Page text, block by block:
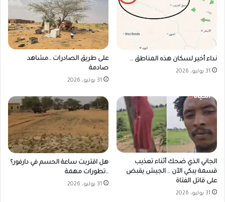
نداء أخير لسكان هذه المناطق ..
31 يوليو، 2026
على طريق الصادرات ..مشاهد
صادمة
31 يوليو، 2026
الجاني الذي ضحك أثناء تعذيب
قسمة يبكي الآن .. الجيش يقبض
على قاتل الفتاة
31 يوليو، 2026
هل اقتربت ساعة الحسم في دارفور؟
..تطورات مهمة
31 يوليو، 2026